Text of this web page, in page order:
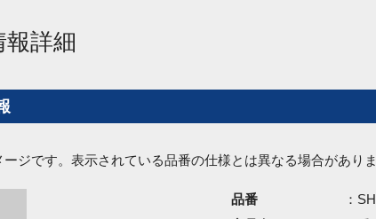
報詳細
ジです。表示されている品番の仕様とは異なる場合がありま
品番
：